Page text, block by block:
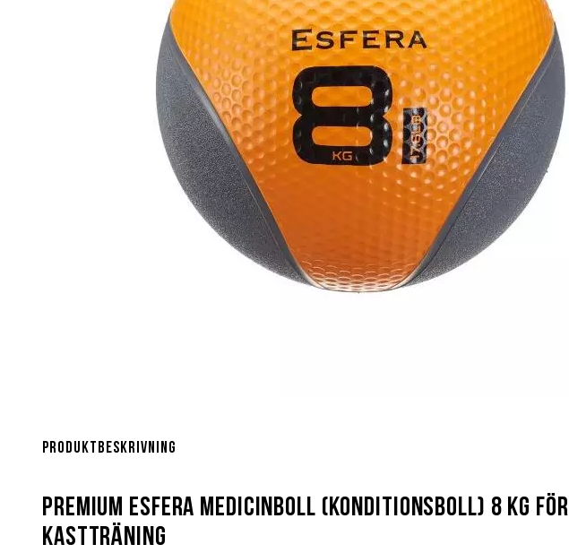
början
Produktbeskrivning
Premium Esfera medicinboll (konditionsboll) 8 kg för
kastträning